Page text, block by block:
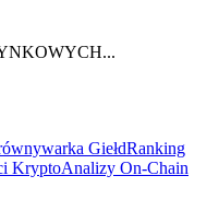
GiełdRanking
KryptoAnalizy On-Chain